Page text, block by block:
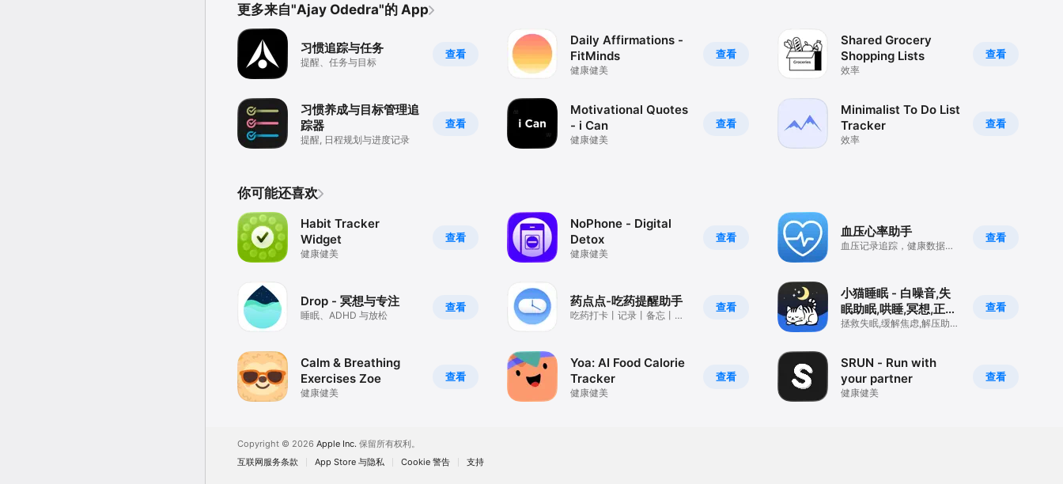
更多来自"Ajay Odedra"的 App
查看
习惯追踪与任务
提醒、任务与目标
查看
习惯养成与目标管理追
踪器
提醒, 日程规划与进度记录
查看
Daily Affirmations -
FitMinds
健康健美
查看
Motivational Quotes
- i Can
健康健美
查看
Shared Grocery
Shopping Lists
效率
查看
Minimalist To Do List
Tracker
效率
你可能还喜欢
查看
Habit Tracker
Widget
健康健美
查看
Drop - 冥想与专注
睡眠、ADHD 与放松
查看
Calm & Breathing
Exercises Zoe
健康健美
查看
NoPhone - Digital
Detox
健康健美
查看
药点点-吃药提醒助手
吃药打卡丨记录丨备忘丨服
查看
Yoa: AI Food Calorie
Tracker
健康健美
查看
血压心率助手
血压记录追踪，健康数据管
查看
小猫睡眠 - 白噪音,失
眠助眠,哄睡,冥想,正
念,HRV压力
拯救失眠,缓解焦虑,解压助
查看
SRUN - Run with
your partner
健康健美
Copyright © 2026 Apple Inc. 保留所有权利。
互联网服务条款
App Store 与隐私 Cookie 警告 支持